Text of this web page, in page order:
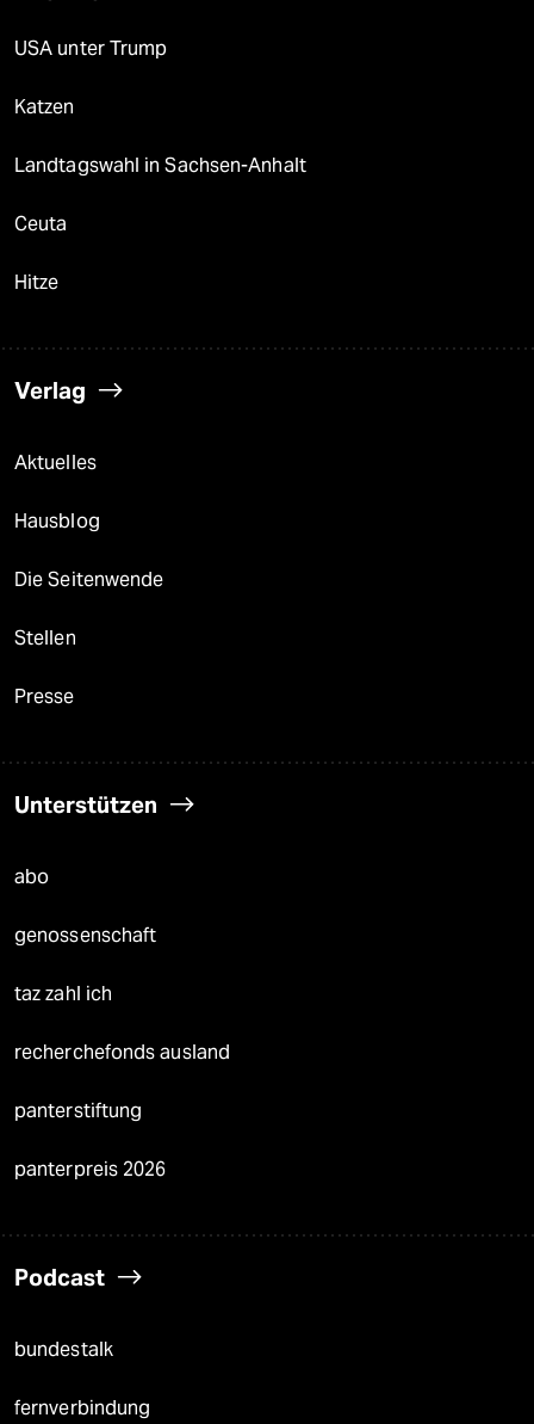
USA unter Trump
Katzen
Landtagswahl in Sachsen-Anhalt
Ceuta
Hitze
Verlag
Aktuelles
Hausblog
Die Seitenwende
Stellen
Presse
Unterstützen
abo
genossenschaft
taz zahl ich
recherchefonds ausland
panterstiftung
panterpreis 2026
Podcast
bundestalk
fernverbindung